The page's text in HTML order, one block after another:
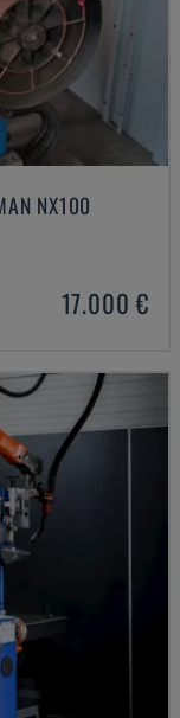
NX100
17.000 €